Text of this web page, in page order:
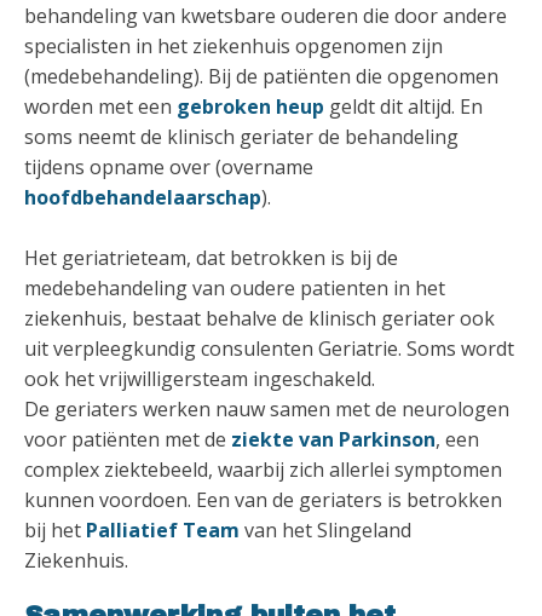
behandeling van kwetsbare ouderen die door andere
specialisten in het ziekenhuis opgenomen zijn
(medebehandeling). Bij de patiënten die opgenomen
worden met een gebroken heup geldt dit altijd. En
soms neemt de klinisch geriater de behandeling
tijdens opname over (overname
hoofdbehandelaarschap).
Het geriatrieteam, dat betrokken is bij de
medebehandeling van oudere patienten in het
ziekenhuis, bestaat behalve de klinisch geriater ook
uit verpleegkundig consulenten Geriatrie. Soms wordt
ook het vrijwilligersteam ingeschakeld.
De geriaters werken nauw samen met de neurologen
voor patiënten met de ziekte van Parkinson, een
complex ziektebeeld, waarbij zich allerlei symptomen
kunnen voordoen. Een van de geriaters is betrokken
bij het Palliatief Team van het Slingeland
Ziekenhuis.